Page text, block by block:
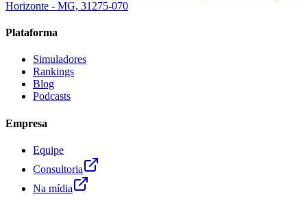
Horizonte - MG, 31275-070
Plataforma
Simuladores
Rankings
Blog
Podcasts
Empresa
Equipe
Consultoria
Na mídia